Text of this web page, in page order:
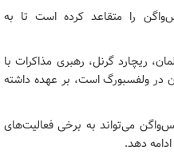
را متقاعد کرده است تا به
ریچارد گرنل، رهبری مذاکرات با
در ولفسبورگ است، بر عهده داشته
می‌تواند به برخی فعالیت‌های
دهد.